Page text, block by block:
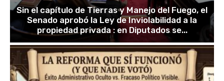
Sin el capítulo de Tierras y Manejo del Fuego, el
Senado aprobó la Ley de Inviolabilidad a la
propiedad privada : en Diputados se...